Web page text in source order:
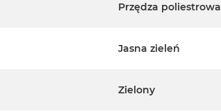
Przędza poliestrowa
Jasna zieleń
Zielony